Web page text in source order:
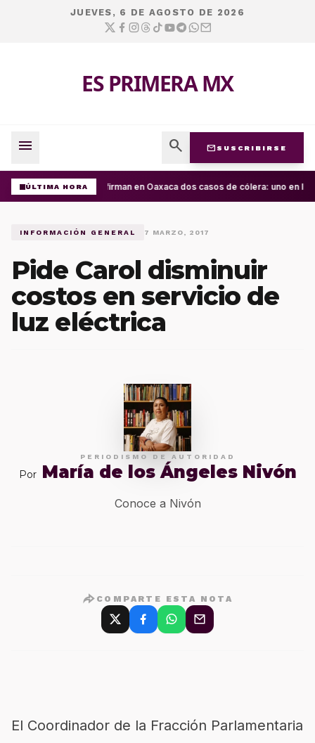
JUEVES, 6 DE AGOSTO DE 2026
ES PRIMERA MX
menu search mail SUSCRIBIRSE
ÚLTIMA HORAConfirman en Oaxaca dos casos de cólera: uno en la
INFORMACIÓN GENERAL 7 MARZO, 2017
Pide Carol disminuir
costos en servicio de
luz eléctrica
PERIODISMO DE AUTORIDAD
Por María de los Ángeles Nivón
Conoce a Nivón
COMPARTE ESTA NOTA
El Coordinador de la Fracción Parlamentaria